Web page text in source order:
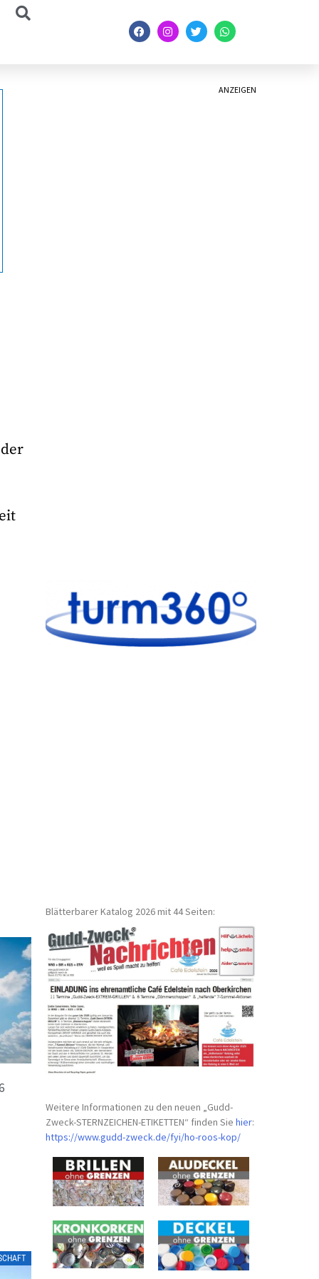
ANZEIGEN
Blätterbarer Katalog 2026 mit 44 Seiten:
Weitere Informationen zu den neuen „Gudd-
Zweck-STERNZEICHEN-ETIKETTEN“ finden Siehier:
https://www.gudd-zweck.de/fyi/ho-roos-kop/